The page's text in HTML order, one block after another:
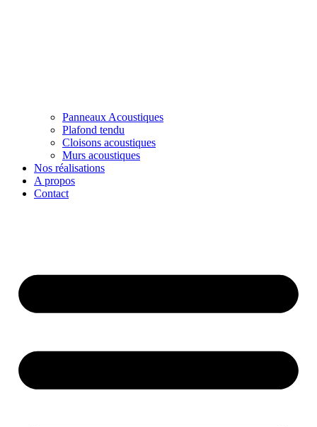
Panneaux Acoustiques
Plafond tendu
Cloisons acoustiques
Murs acoustiques
Nos réalisations
A propos
Contact